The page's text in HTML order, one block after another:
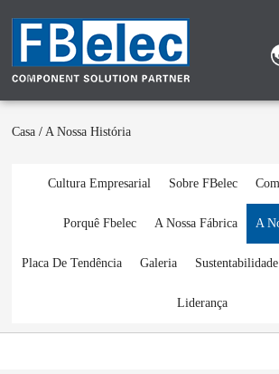
Casa /A Nossa História
Cultura Empresarial Sobre FBelec
Porquê Fbelec A Nossa Fábrica A
Placa De Tendência Galeria Sustentabilidade
Liderança